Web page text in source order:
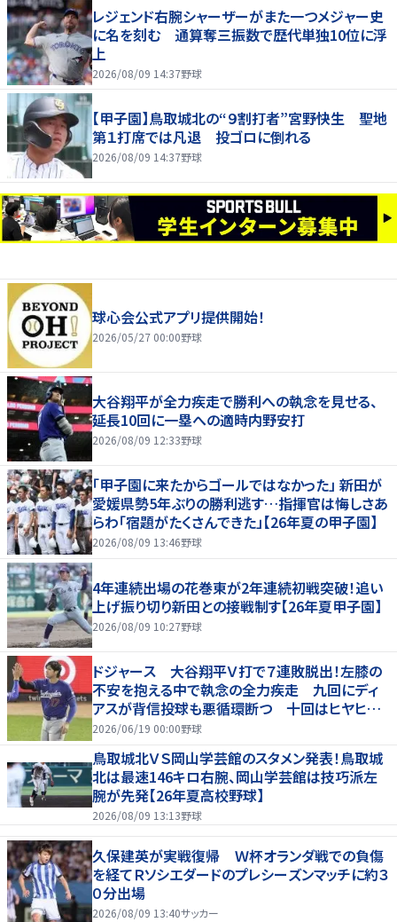
レジェンド右腕シャーザーがまた一つメジャー史
に名を刻む 通算奪三振数で歴代単独10位に浮
上
2026/08/09 14:37野球
【甲子園】鳥取城北の“９割打者”宮野快生 聖地
第１打席では凡退 投ゴロに倒れる
2026/08/09 14:37野球
球心会公式アプリ提供開始！
2026/05/27 00:00野球
大谷翔平が全力疾走で勝利への執念を見せる、
延長10回に一塁への適時内野安打
2026/08/09 12:33野球
「甲子園に来たからゴールではなかった」 新田が
愛媛県勢5年ぶりの勝利逃す…指揮官は悔しさあ
らわ「宿題がたくさんできた」【26年夏の甲子園】
2026/08/09 13:46野球
4年連続出場の花巻東が2年連続初戦突破！追い
上げ振り切り新田との接戦制す【26年夏甲子園】
2026/08/09 10:27野球
ドジャース 大谷翔平Ｖ打で７連敗脱出！左膝の
不安を抱える中で執念の全力疾走 九回にディ
アスが背信投球も悪循環断つ 十回はヒヤヒヤ
もリード守る
2026/06/19 00:00野球
鳥取城北ＶＳ岡山学芸館のスタメン発表！鳥取城
北は最速146キロ右腕、岡山学芸館は技巧派左
腕が先発【26年夏高校野球】
2026/08/09 13:13野球
久保建英が実戦復帰 Ｗ杯オランダ戦での負傷
を経てＲソシエダードのプレシーズンマッチに約３
０分出場
2026/08/09 13:40サッカー